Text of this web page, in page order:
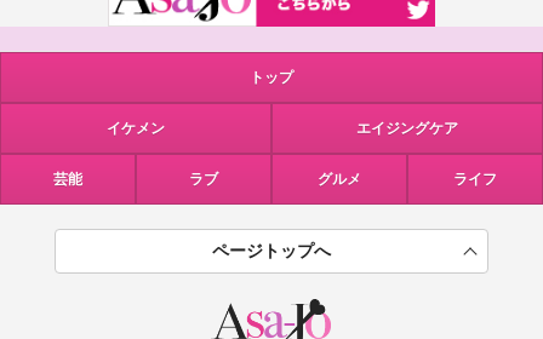
トップ
イケメン エイジングケア
芸能 ラブ グルメ ライフ
ページトップへ